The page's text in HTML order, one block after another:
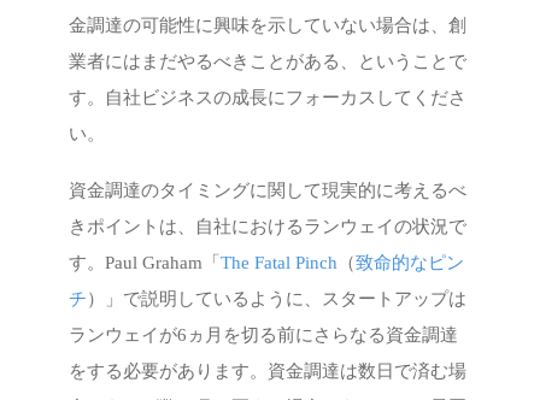
金調達の可能性に興味を示していない場合は、創
業者にはまだやるべきことがある、ということで
す。自社ビジネスの成長にフォーカスしてくださ
い。
資金調達のタイミングに関して現実的に考えるべ
きポイントは、自社におけるランウェイの状況で
す。Paul Graham「The Fatal Pinch （致命的なピン
チ）」で説明しているように、スタートアップは
ランウェイが6ヵ月を切る前にさらなる資金調達
をする必要があります。資金調達は数日で済む場